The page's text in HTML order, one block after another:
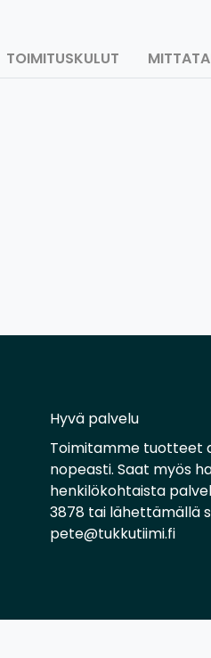
TOIMITUSKULUT
Hyvä palvelu
Toimitamme tuotteet
nopeasti. Saat myös
henkilökohtaista
3878 tai lähettämällä
pete@tukkutiimi.fi